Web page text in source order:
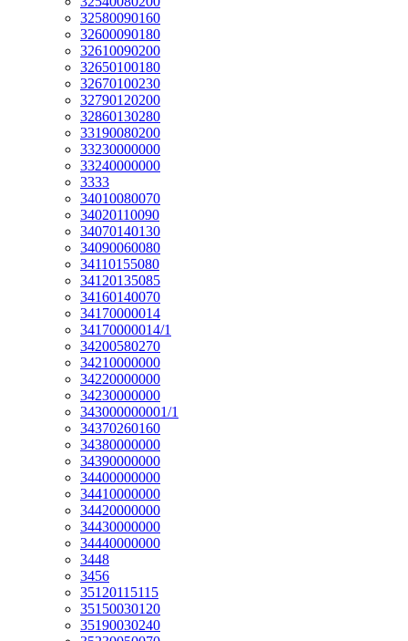
32580090160
32600090180
32610090200
32650100180
32670100230
32790120200
32860130280
33190080200
33230000000
33240000000
3333
34010080070
34020110090
34070140130
34090060080
34110155080
34120135085
34160140070
34170000014
34170000014/1
34200580270
34210000000
34220000000
34230000000
343000000001/1
34370260160
34380000000
34390000000
34400000000
34410000000
34420000000
34430000000
34440000000
3448
3456
35120115115
35150030120
35190030240